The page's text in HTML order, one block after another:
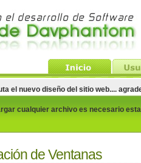
el nuevo diseño del sitio web....
cualquier archivo es necesario
de Ventanas